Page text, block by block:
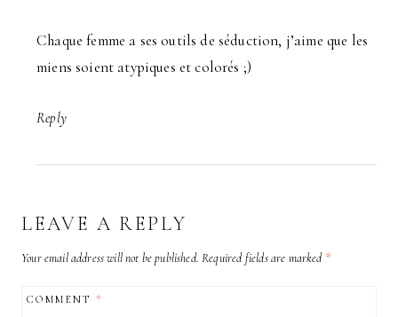
Chaque femme a ses outils de séduction, j’aime que les
miens soient atypiques et colorés ;)
Reply
LEAVE A REPLY
Your email address will not be published. Required fields are marked *
COMMENT*